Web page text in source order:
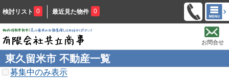
検討リスト 0 最近見た物件 0
お問合せ
東久留米市 不動産一覧
募集中のみ表示